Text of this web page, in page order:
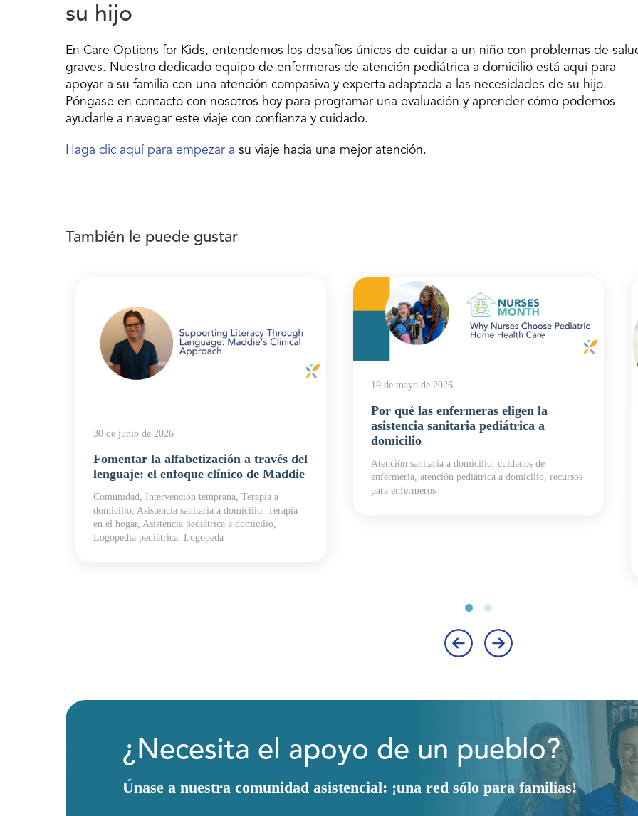
su hijo
En Care Options for Kids, entendemos los desafíos únicos de cuidar a un niño con problemas de
graves. Nuestro dedicado equipo de enfermeras de atención pediátrica a domicilio está aquí para
apoyar a su familia con una atención compasiva y experta adaptada a las necesidades de su hijo.
Póngase en contacto con nosotros hoy para programar una evaluación y aprender cómo podemos
ayudarle a navegar este viaje con confianza y cuidado.
Haga clic aquí para empezar a su viaje hacia una mejor atención.
También le puede gustar
30 de junio de 2026
Fomentar la alfabetización a través del
lenguaje: el enfoque clínico de Maddie
Comunidad, Intervención temprana, Terapia a
domicilio, Asistencia sanitaria a domicilio, Terapia
en el hogar, Asistencia pediátrica a domicilio,
Logopedia pediátrica, Logopeda
19 de mayo de 2026
Por qué las enfermeras eligen la
asistencia sanitaria pediátrica a
domicilio
Atención sanitaria a domicilio, cuidados de
enfermería, atención pediátrica a domicilio, recursos
para enfermeros
¿Necesita el apoyo de un pueblo?
Únase a nuestra comunidad asistencial: ¡una red sólo para familias!